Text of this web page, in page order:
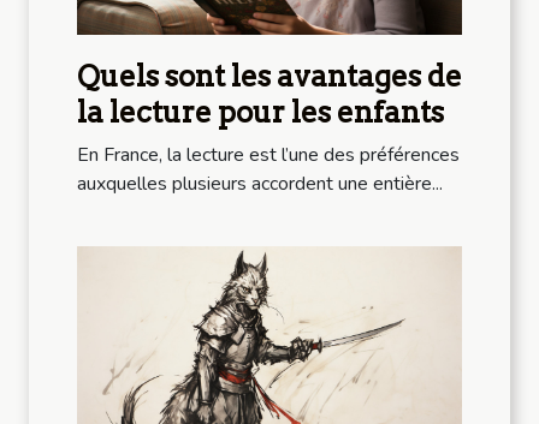
Quels sont les avantages de
la lecture pour les enfants
En France, la lecture est l’une des préférences
auxquelles plusieurs accordent une entière...